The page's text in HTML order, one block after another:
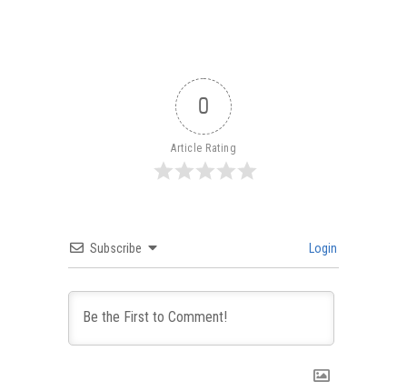
0
Article Rating
Subscribe Login